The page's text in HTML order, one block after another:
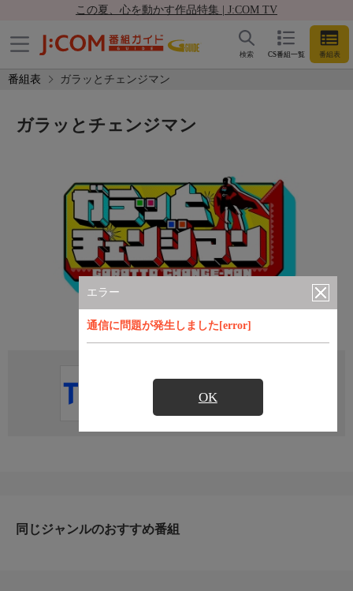
この夏、心を動かす作品特集 | J:COM TV
CS番組一覧 番組表
検索
番組表 ガラッとチェンジマン
エラー
通信に問題が発生しました[error]
OK
ガラッとチェンジマン
直近の放送予定はありません
同じジャンルのおすすめ番組